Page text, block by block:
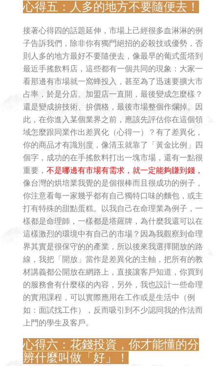
心得五：人多的地方不要隨便去！
接著心得四的話題延伸，市場上己經很多血淋淋的例
子告訴我們，除非你有獨門絕招的必殺技或優勢，否
則人多的地方最好不要隨便去，像最早的葡式蛋塔到
最近手搖飲料店，這些都有一個共同的現象：大家一
看那邊有市場就一窩蜂投入，甚至為了迅速要擴大市
占率，於是分店、加盟店一直開，最後變成怎麼樣？
還是變成拚技術、拚價格，最後市場整個作爛掉。因
此，在你進入某個業界之前，應該先評估你在這個領
域怎麼跟同業作出差異化（心得一）？有了差異化，
你的商品才有識別度，像清玉就靠了「黃金比例」四
個字，成功的在手搖飲料打出一塊市場，還有一點很
重要， 不是哪邊有市場有需求，就一定能夠賺到錢，
像台灣的烘培業我覺的是個很棒而且很成功的例子，
你注意看每一家幾乎都有自己獨特口味的麵包，或主
打有特殊的甜點蛋糕。以我自己在命理業為例子，一
樣都是命理師，一樣都是塔羅牌，為什麼我還可以在
這樣激烈的環境中有自己的市場？因為我觀察到命理
界其實是很保守的的產業，所以後來我選擇開放的路
線，我把「開放」當作是差異化的主軸， 把所有的教
材講義都公開放在網路上，直接讓客戶知道，你買到
的服務會有什麼樣的內容，另外，我也設計一些命理
的實用課程，可以實際應用在工作或是生活中（例
如：面試找工作），反而吸引到不少認同我的作法而
上門的學生及客戶。
心得六：花錢投資，你才能懂的分
辨什麼叫做「好」！